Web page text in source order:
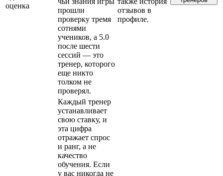
оценка
прошли
проверку тремя
сотнями
учеников, а 5.0
после шести
сессий — это
тренер, которого
еще никто
толком не
проверял.
отзывов в
профиле.
Каждый тренер
устанавливает
свою ставку, и
эта цифра
отражает спрос
и ранг, а не
качество
обучения. Если
у вас никогда не